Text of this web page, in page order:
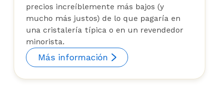
precios increíblemente más bajos (y
mucho más justos) de lo que pagaría en
una cristalería típica o en un revendedor
minorista.
Más información